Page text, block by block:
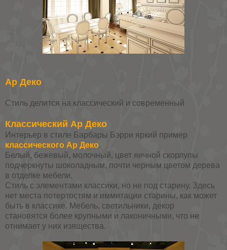
Ар Деко
Стиль делится на классический и современный
Классический Ар Деко
Интерьер в стиле Барбары Бэрри яркий пример
классического Ар Деко.
Белый, бежевый, молочный, цвет яичной скорлупы
подчеркнуты шоколадным, почти черным цветом дерева
в отделке мебели.
Стиль с элементами классики, но не под старину. Здесь
нет места потертостям и иммитации старины, как может
быть в классике. Мебель, светильники, декор
становятся более крупными и лаконичными, что не
отнимает у них изящества.